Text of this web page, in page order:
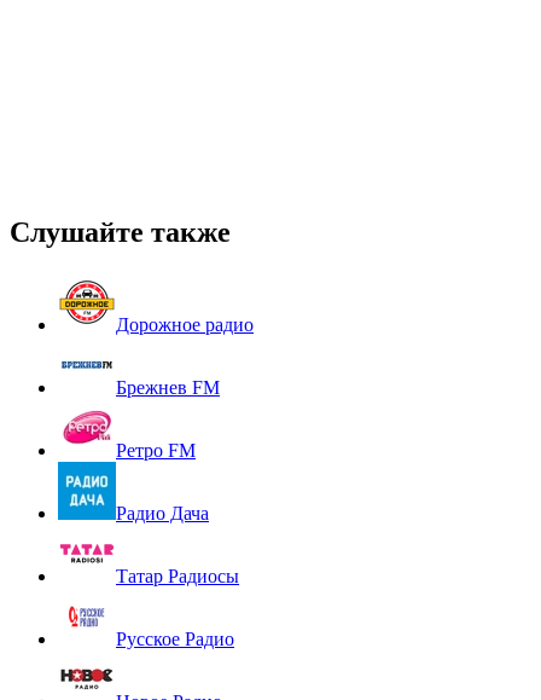
Слушайте также
Дорожное радио
Брежнев FM
Ретро FM
Радио Дача
Татар Радиосы
Русское Радио